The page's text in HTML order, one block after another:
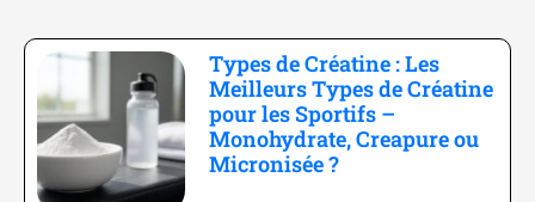
Types de Créatine : Les
Meilleurs Types de Créatine
pour les Sportifs –
Monohydrate, Creapure ou
Micronisée ?